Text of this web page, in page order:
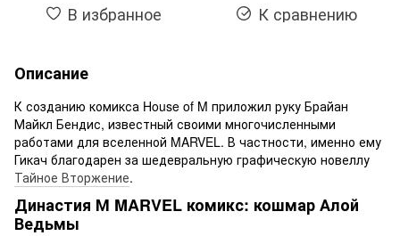
В избранное К сравнению
Описание
К созданию комикса House of M приложил руку Брайан
Майкл Бендис, известный своими многочисленными
работами для вселенной MARVEL. В частности, именно ему
Гикач благодарен за шедевральную графическую новеллу
Тайное Вторжение.
Династия М MARVEL комикс: кошмар Алой
Ведьмы